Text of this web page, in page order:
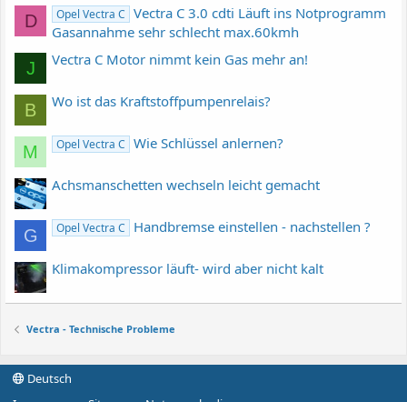
D Opel Vectra C
Vectra C 3.0 cdti Läuft ins Notprogramm
Gasannahme sehr schlecht max.60kmh
J Vectra C Motor nimmt kein Gas mehr an!
B Wo ist das Kraftstoffpumpenrelais?
M Opel Vectra C Wie Schlüssel anlernen?
Achsmanschetten wechseln leicht gemacht
G Opel Vectra C Handbremse einstellen - nachstellen ?
Klimakompressor läuft- wird aber nicht kalt
Vectra - Technische Probleme
Deutsch